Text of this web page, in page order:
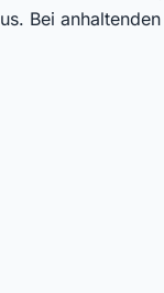
Bei anhaltenden